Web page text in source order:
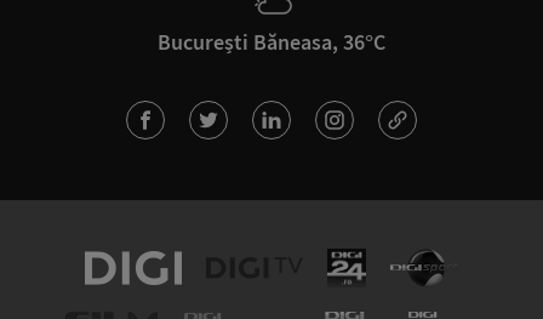
București Băneasa, 36°C